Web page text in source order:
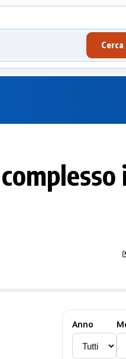
Cerca
Anno